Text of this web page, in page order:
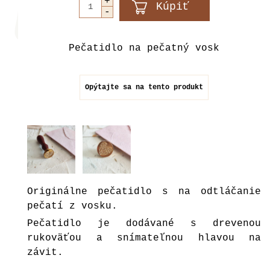
Pečatidlo na pečatný vosk
Opýtajte sa na tento produkt
Originálne pečatidlo s na odtláčanie
pečatí z vosku.
Pečatidlo je dodávané s drevenou
rukoväťou a snímateľnou hlavou na
závit.